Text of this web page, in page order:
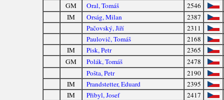
GM
Oral, Tomáš
2546
IM
Orság, Milan
2387
Pačovský, Jiří
2311
Paulovič, Tomáš
2168
IM
Pisk, Petr
2365
GM
Polák, Tomáš
2478
Pošta, Petr
2190
IM
Prandstetter, Eduard
2395
IM
Přibyl, Josef
2417